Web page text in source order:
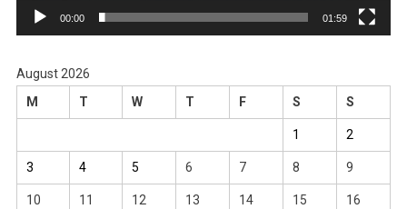
00:00 01:59
August 2026
M
T W T F S S
1 2
3 4 5 6 7 8 9
10 11 12 13 14 15 16